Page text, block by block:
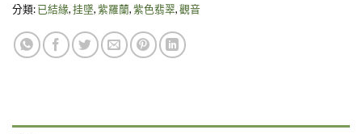
分類:已結緣,挂墜,紫羅蘭,紫色翡翠,觀音